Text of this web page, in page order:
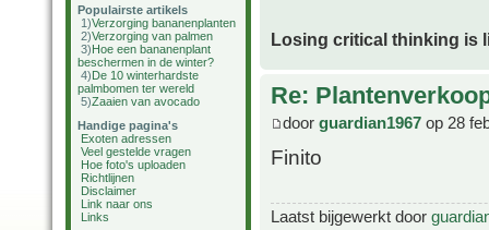
Populairste artikels
1)Verzorging bananenplanten
2)Verzorging van palmen
3)Hoe een bananenplant
beschermen in de winter?
4)De 10 winterhardste
palmbomen ter wereld
5)Zaaien van avocado
Handige pagina's
Exoten adressen
Veel gestelde vragen
Hoe foto's uploaden
Richtlijnen
Disclaimer
Link naar ons
Links
Losing critical thinking is
Re:
door guardian1967 op 28
Finito
Laatst bijgewerkt door